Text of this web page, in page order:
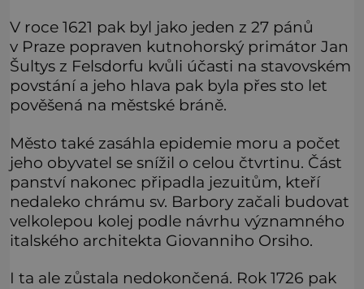
V roce 1621 pak byl jako jeden z 27 pánů
v Praze popraven kutnohorský primátor Jan
Šultys z Felsdorfu kvůli účasti na stavovském
povstání a jeho hlava pak byla přes sto let
pověšená na městské bráně.
Město také zasáhla epidemie moru a počet
jeho obyvatel se snížil o celou čtvrtinu. Část
panství nakonec připadla jezuitům, kteří
nedaleko chrámu sv. Barbory začali budovat
velkolepou kolej podle návrhu významného
italského architekta Giovanniho Orsiho.
I ta ale zůstala nedokončená. Rok 1726 pak